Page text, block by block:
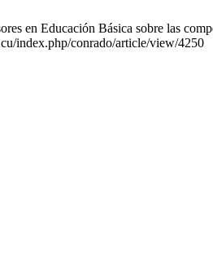
en Educación Básica sobre las
index.php/conrado/article/view/4250